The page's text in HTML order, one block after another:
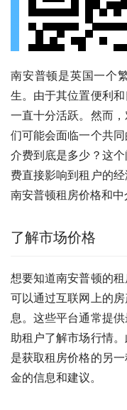
南安普顿是英国一个
生。由于其位置便利
一直十分活跃。然而
们可能会面临一个共
介费到底是多少？这
费直接影响到租户的
南安普顿租房价格和中
了解市场价格
想要知道南安普顿的租
可以通过互联网上的
息。这些平台通常提
助租户了解市场行情
是获取租房价格的另
金的信息和建议。